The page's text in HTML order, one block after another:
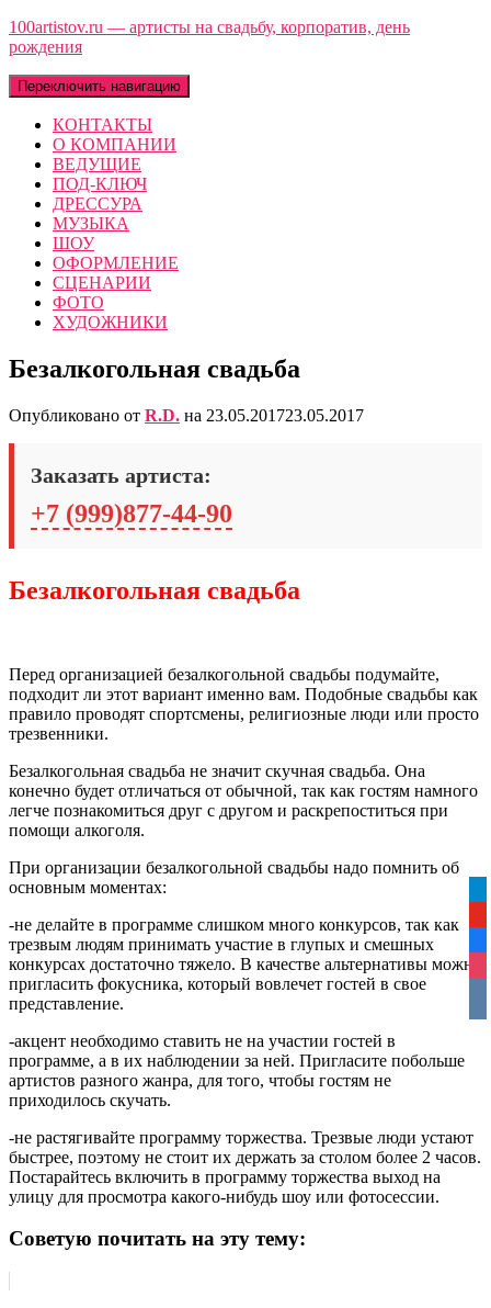
100artistov.ru — артисты на свадьбу, корпоратив, день
рождения
Переключить навигацию
КОНТАКТЫ
О КОМПАНИИ
ВЕДУЩИЕ
ПОД-КЛЮЧ
ДРЕССУРА
МУЗЫКА
ШОУ
ОФОРМЛЕНИЕ
СЦЕНАРИИ
ФОТО
ХУДОЖНИКИ
Безалкогольная свадьба
Опубликовано от R.D. на 23.05.201723.05.2017
Заказать артиста:
+7 (999)877-44-90
Безалкогольная свадьба
Перед организацией безалкогольной свадьбы подумайте,
подходит ли этот вариант именно вам. Подобные свадьбы как
правило проводят спортсмены, религиозные люди или просто
трезвенники.
Безалкогольная свадьба не значит скучная свадьба. Она
конечно будет отличаться от обычной, так как гостям намного
легче познакомиться друг с другом и раскрепоститься при
помощи алкоголя.
При организации безалкогольной свадьбы надо помнить об
основным моментах:
-не делайте в программе слишком много конкурсов, так как
трезвым людям принимать участие в глупых и смешных
конкурсах достаточно тяжело. В качестве альтернативы можно
пригласить фокусника, который вовлечет гостей в свое
представление.
-акцент необходимо ставить не на участии гостей в
программе, а в их наблюдении за ней. Пригласите побольше
артистов разного жанра, для того, чтобы гостям не
приходилось скучать.
-не растягивайте программу торжества. Трезвые люди устают
быстрее, поэтому не стоит их держать за столом более 2 часов.
Постарайтесь включить в программу торжества выход на
улицу для просмотра какого-нибудь шоу или фотосессии.
Советую почитать на эту тему: